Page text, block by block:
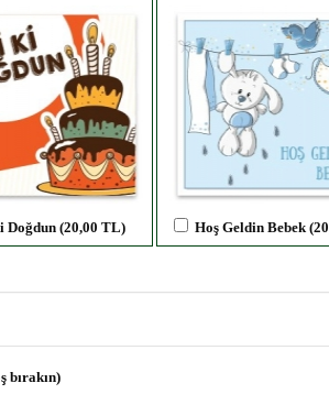
Doğdun (20,00 TL) Hoş Geldin Bebek
bırakın)